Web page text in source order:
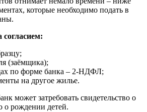
которые необходимо подать в
(заёмщика);
по форме банка – 2-НДФЛ;
на другое жилье.
может затребовать свидетельство о
о рождении детей.